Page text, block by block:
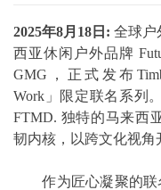
2025年8月18日:全球户
西亚休闲户外品牌
GMG，正式发布
Work」限定联名系列
FTMD. 独特的马来西
韧内核，以跨文化视角
作为匠心凝聚的联